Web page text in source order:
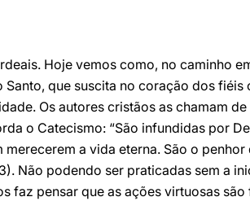
Hoje vemos como, no caminho
que suscita no coração dos fiéis
Os autores cristãos as chamam
o Catecismo: “São infundidas por
a vida eterna. São o
Não podendo ser praticadas sem a
faz pensar que as ações virtuosas